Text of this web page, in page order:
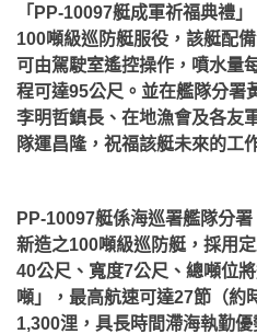
「PP-10097艇成軍祈福典禮
100噸級巡防艇服役，該艇配
可由駕駛室遙控操作，噴水量
程可達95公尺。並在艦隊分署
李明哲鎮長、在地漁會及各友
隊運昌隆，祝福該艇未來的工
PP-10097艇係海巡署艦隊分署
新造之100噸級巡防艇，採用
40公尺、寬度7公尺、總噸位
噸」，最高航速可達27節（約
1,300浬，具長時間滯海執勤